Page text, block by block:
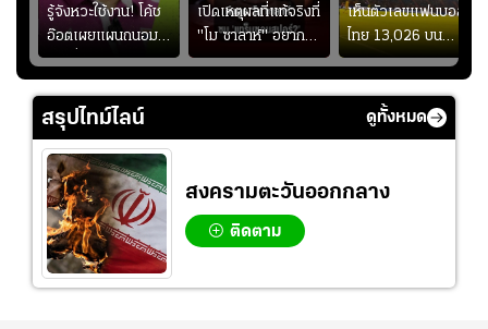
รู้จังหวะใช้งาน! โค้ช
อ๊อตเผยแผนถนอม
“บุ๋มบิ๋ม” เพื่อรักษา
ร่างกายให้พร้อมที่สุด
เปิดเหตุผลที่แท้จริงที่
"โม ซาลาห์" อยาก
ย้ายซบ "แทร็บซอนส
ปอร์"
เห็นตัวเลขแฟนบอล
ไทย 13,026 บน
สกอร์บอร์ดแล้วแอบ
ใจหาย น้อยกว่านัดที่
แล้วเจอมาเลเซียตั้ง
สรุปไทม์ไลน์ ดูทั้งหมด
สงครามตะวันออกกลาง
ติดตาม